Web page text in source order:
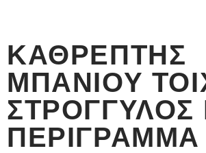
ΚΑΘΡΈΠΤΗΣ
ΜΠΆΝΙΟΥ
ΣΤΡΟΓΓΥΛΌΣ